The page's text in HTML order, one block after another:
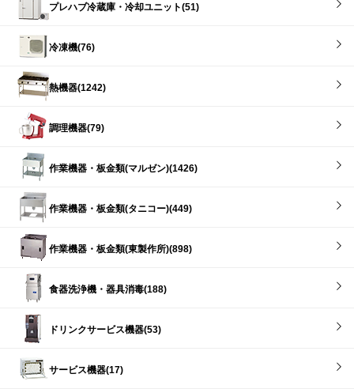
プレハブ冷蔵庫・冷却ユニット(51)
冷凍機(76)
熱機器(1242)
調理機器(79)
作業機器・板金類(マルゼン)(1426)
作業機器・板金類(タニコー)(449)
作業機器・板金類(東製作所)(898)
食器洗浄機・器具消毒(188)
ドリンクサービス機器(53)
サービス機器(17)